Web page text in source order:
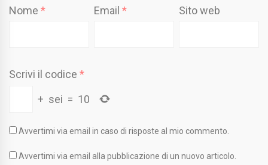
Nome * Email* Sito web
Scrivi il codice *
+ sei = 10
Avvertimi via email in caso di risposte al mio commento.
Avvertimi via email alla pubblicazione di un nuovo articolo.